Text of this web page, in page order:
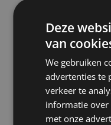
laadpaal
Vrijblijvende
Deze
van
We gebruiken
advertenties te
verkeer te
informatie over
met onze